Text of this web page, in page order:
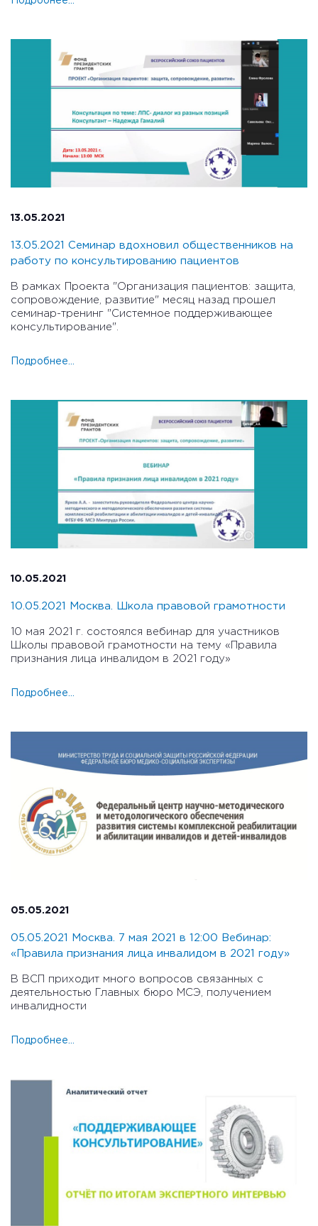
13.05.2021
13.05.2021 Семинар вдохновил общественников на
работу по консультированию пациентов
В рамках Проекта "Организация пациентов: защита,
сопровождение, развитие" месяц назад прошел
семинар-тренинг "Системное поддерживающее
консультирование".
Подробнее...
10.05.2021
10.05.2021 Москва. Школа правовой грамотности
10 мая 2021 г. состоялся вебинар для участников
Школы правовой грамотности на тему «Правила
признания лица инвалидом в 2021 году»
Подробнее...
05.05.2021
05.05.2021 Москва. 7 мая 2021 в 12:00 Вебинар:
«Правила признания лица инвалидом в 2021 году»
В ВСП приходит много вопросов связанных с
деятельностью Главных бюро МСЭ, получением
инвалидности
Подробнее...